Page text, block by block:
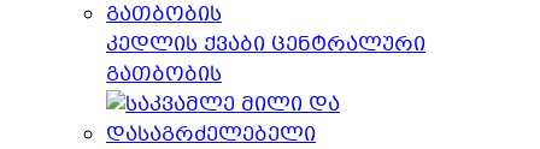
კედლის ქვაბი ცენტრალური
გათბობის